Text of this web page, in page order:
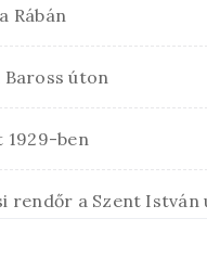
Rábán
Baross úton
1929-ben
rendőr a Szent István